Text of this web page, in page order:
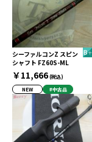
シーファルコンZ スピン
シャフト FZ60S-ML
￥11,666(税込)
NEW
#中古品